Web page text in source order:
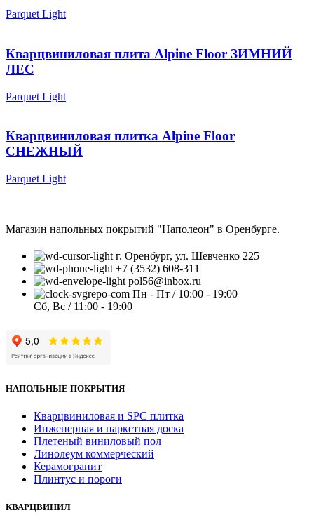
Parquet Light
Кварцвиниловая плита Alpine Floor ЗИМНИЙ
ЛЕС
Parquet Light
Кварцвиниловая плитка Alpine Floor
СНЕЖНЫЙ
Parquet Light
Магазин напольных покрытий "Наполеон" в Оренбурге.
г. Оренбург, ул. Шевченко 225
+7 (3532) 608-311
pol56@inbox.ru
Пн - Пт / 10:00 - 19:00
Сб, Вс / 11:00 - 19:00
НАПОЛЬНЫЕ ПОКРЫТИЯ
Кварцвиниловая и SPC плитка
Инженерная и паркетная доска
Плетеный виниловый пол
Линолеум коммерческий
Керамогранит
Плинтус и пороги
КВАРЦВИНИЛ